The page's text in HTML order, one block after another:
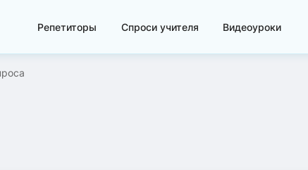
Репетиторы Спроси учителя Видеоуроки